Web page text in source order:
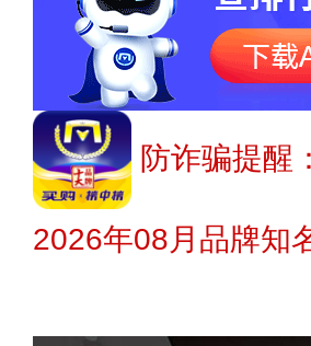
防诈骗提醒
2026年08月品牌知